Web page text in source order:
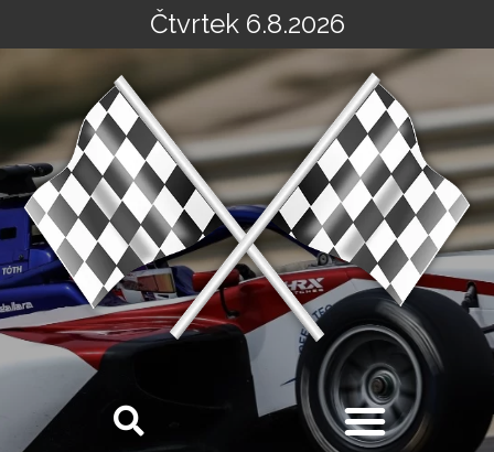
na
Čtvrtek 6.8.2026